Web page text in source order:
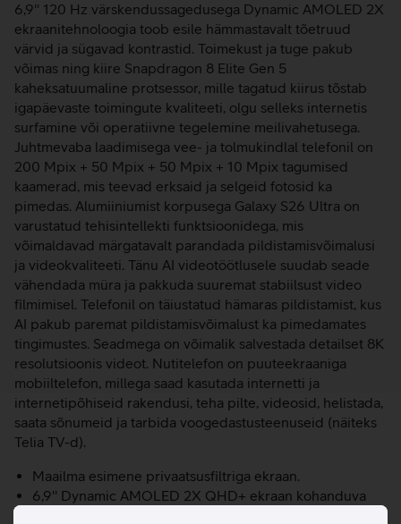
6,9'' 120 Hz värskendussagedusega Dynamic AMOLED 2X
ekraanitehnoloogia toob esile hämmastavalt tõetruud
värvid ja sügavad kontrastid. Toimekust ja tuge pakub
võimas ning kiire Snapdragon 8 Elite Gen 5
kaheksatuumaline protsessor, mille tagatud kiirus tõstab
igapäevaste toimingute kvaliteeti, olgu selleks internetis
surfamine või operatiivne tegelemine meilivahetusega.
Juhtmevaba laadimisega vee- ja tolmukindlal telefonil on
200 Mpix + 50 Mpix + 50 Mpix + 10 Mpix tagumised
kaamerad, mis teevad erksaid ja selgeid fotosid ka
pimedas. Alumiiniumist korpusega Galaxy S26 Ultra on
varustatud tehisintellekti funktsioonidega, mis
võimaldavad märgatavalt parandada pildistamisvõimalusi
ja videokvaliteeti. Tänu AI videotöötlusele suudab seade
vähendada müra ja pakkuda suuremat stabiilsust video
filmimisel. Telefonil on täiustatud hämaras pildistamist, kus
AI pakub paremat pildistamisvõimalust ka pimedamates
tingimustes. Seadmega on võimalik salvestada detailset 8K
resolutsioonis videot. Nutitelefon on puuteekraaniga
mobiiltelefon, millega saad kasutada internetti ja
internetipõhiseid rakendusi, teha pilte, videosid, helistada,
saata sõnumeid ja tarbida voogedastusteenuseid (näiteks
Telia TV-d).
Maailma esimene privaatsusfiltriga ekraan.
6,9'' Dynamic AMOLED 2X QHD+ ekraan kohanduva